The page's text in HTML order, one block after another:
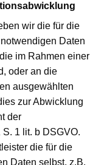
wir die für die
Daten
im Rahmen einer
oder an die
ausgewählten
zur Abwicklung
der
1 lit. b DSGVO.
die für die
Daten selbst, z.B.